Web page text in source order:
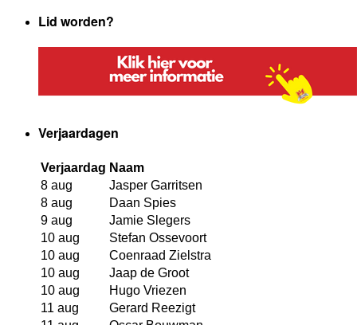
Lid worden?
Verjaardagen
Verjaardag Naam
8 aug
Jasper Garritsen
8 aug
Daan Spies
9 aug
Jamie Slegers
10 aug
Stefan Ossevoort
10 aug
Coenraad Zielstra
10 aug
Jaap de Groot
10 aug
Hugo Vriezen
11 aug
Gerard Reezigt